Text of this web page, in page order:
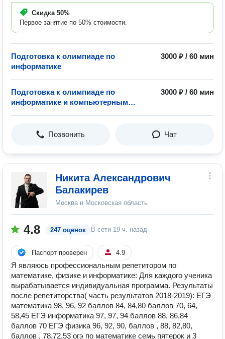
Скидка 50%
Первое занятие по 50% стоимости.
Подготовка к олимпиаде по
информатике
3000 ₽ / 60 мин
Подготовка к олимпиаде по
информатике и компьютерным
3000 ₽ / 60 мин
Позвонить Чат
Никита Александрович
Балакирев
Москва и Московская область
4.8 247 оценок В сети 19 ч. назад
Паспорт проверен 4.9
Я являюсь профессиональным репетитором по
математике, физике и информатике: Для каждого ученика
вырабатывается индивидуальная программа. Результаты
после репетиторства( часть результатов 2018-2019): ЕГЭ
математика 98, 96, 92 баллов 84, 84,80 баллов 70, 64,
58,45 ЕГЭ информатика 97, 97, 94 баллов 88, 86,84
баллов 70 ЕГЭ физика 96, 92, 90, баллов , 88, 82,80,
баллов , 78,72,53 огэ по математике семь пятерок и 3